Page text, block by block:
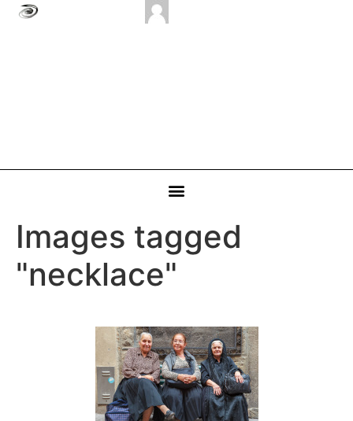
Images tagged
"necklace"